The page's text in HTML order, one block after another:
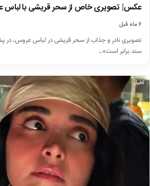
عکس| تصویری خاص از سحر قریشی با لباس
۶ ماه قبل
تصویری نادر و جذاب از سحر قریشی در لباس عروس، در
سند برابر است»…
اخبار